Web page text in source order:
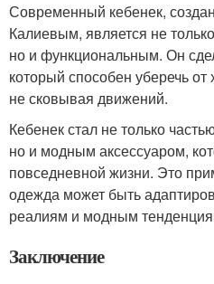
Современный кебенек,
Калиевым, является не
но и функциональным. Он
который способен уберечь
не сковывая движений.
Кебенек стал не только
но и модным аксессуаром,
повседневной жизни. Это
одежда может быть
реалиям и модным
Заключение